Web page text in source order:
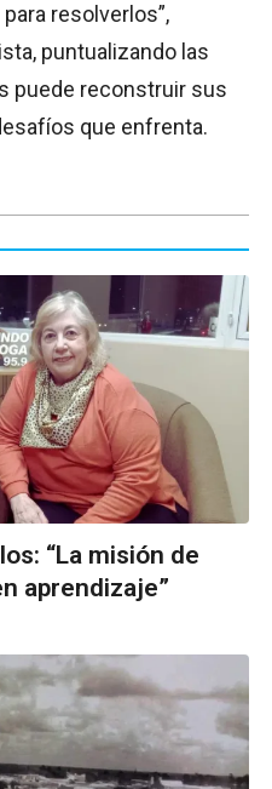
resolverlos”,
puntualizando las
puede reconstruir sus
que enfrenta.
“La misión de
aprendizaje”